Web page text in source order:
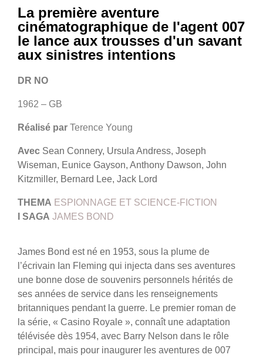
La première aventure
cinématographique de l'agent 007
le lance aux trousses d'un savant
aux sinistres intentions
DR NO
1962 – GB
Réalisé par Terence Young
Avec Sean Connery, Ursula Andress, Joseph
Wiseman, Eunice Gayson, Anthony Dawson, John
Kitzmiller, Bernard Lee, Jack Lord
THEMA ESPIONNAGE ET SCIENCE-FICTION
SAGA JAMES BOND
James Bond est né en 1953, sous la plume de
l’écrivain Ian Fleming qui injecta dans ses aventures
une bonne dose de souvenirs personnels hérités de
ses années de service dans les renseignements
britanniques pendant la guerre. Le premier roman de
la série, « Casino Royale », connaît une adaptation
télévisée dès 1954, avec Barry Nelson dans le rôle
principal, mais pour inaugurer les aventures de 007